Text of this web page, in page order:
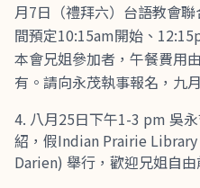
月7日（禮拜六）台語教會
間預定10:15am開始、
本會兄姐參加者，午餐費用
有。請向永茂執事報名，九
八月25日下午1-3 pm 吳
紹，假Indian Prairie
Darien) 舉行，歡迎兄姐自由